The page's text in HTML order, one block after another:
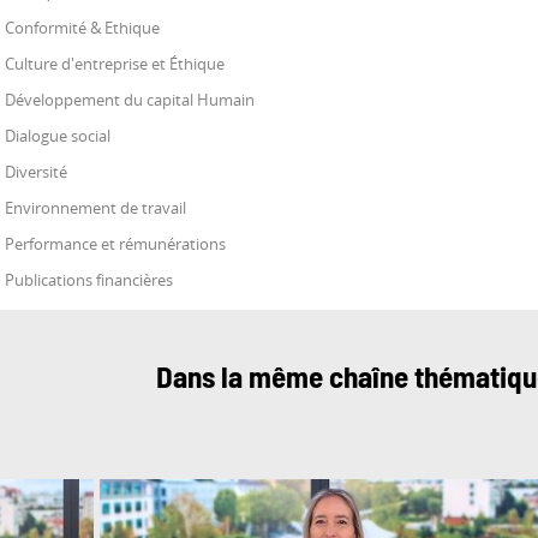
Conformité & Ethique
Culture d'entreprise et Éthique
Développement du capital Humain
Dialogue social
Diversité
Environnement de travail
Performance et rémunérations
Publications financières
Dans la même chaîne